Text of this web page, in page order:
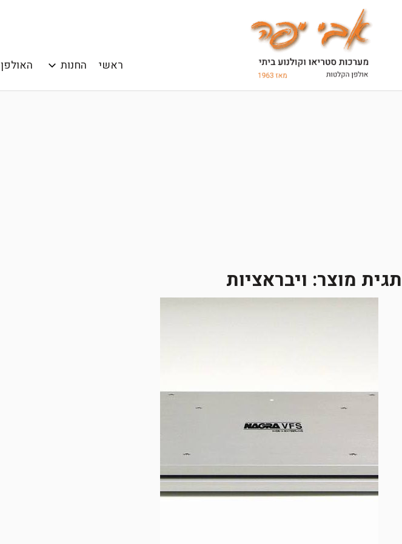
Skip
ראשי החנות האולפן
תגית מוצר: ויבראציות